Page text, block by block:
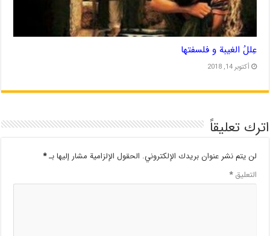
عِللُ الغيبة و فلسفتها
أكتوبر 14, 2018
اترك تعليقاً
لن يتم نشر عنوان بريدك الإلكتروني. الحقول الإلزامية مشار إليها بـ*
التعليق*